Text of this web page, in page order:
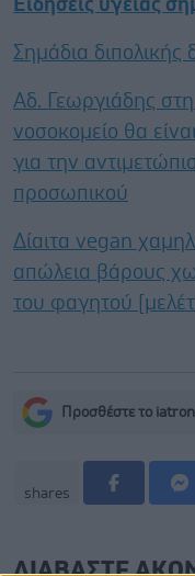
Ειδήσεις υγείας
Σημάδια διπολικής
Αδ. Γεωργιάδης
νοσοκομείο θα
για την
προσωπικού
Δίαιτα vegan
απώλεια βάρους
του φαγητού
Προσθέστε το
shares
ΔΙΑΒΑΣΤΕ